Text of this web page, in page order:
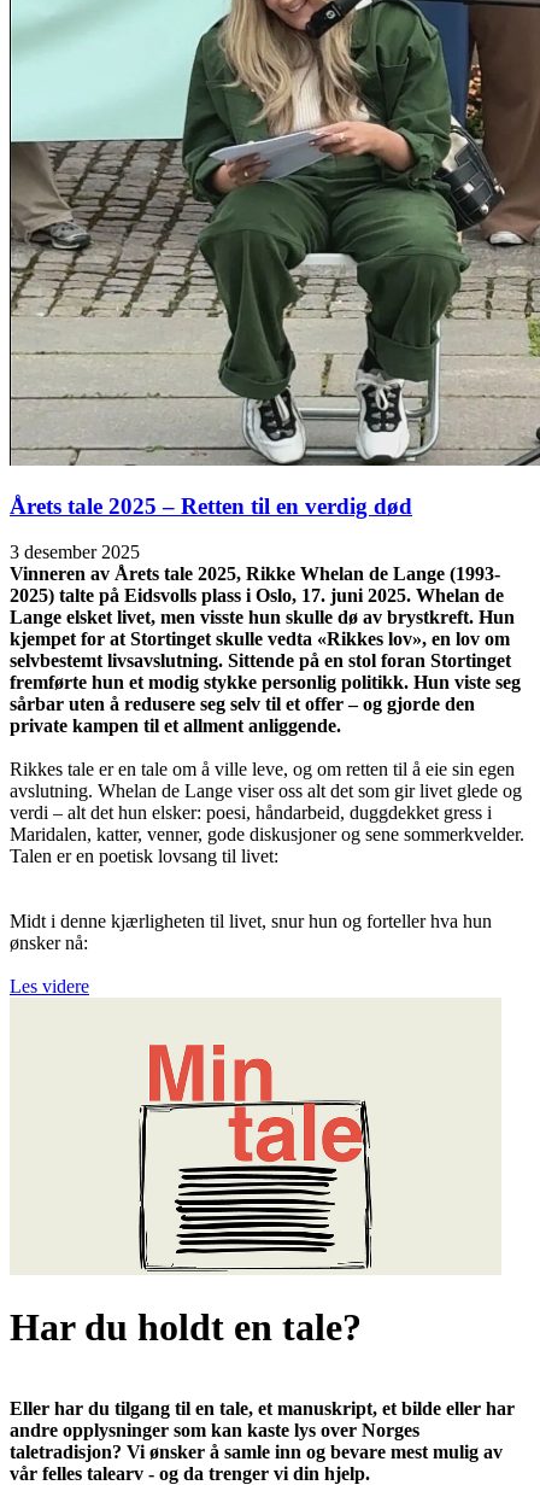
Årets tale 2025 – Retten til en verdig død
3 desember 2025
Vinneren av Årets tale 2025, Rikke Whelan de Lange (1993-
2025) talte på Eidsvolls plass i Oslo, 17. juni 2025. Whelan de
Lange elsket livet, men visste hun skulle dø av brystkreft. Hun
kjempet for at Stortinget skulle vedta «Rikkes lov», en lov om
selvbestemt livsavslutning. Sittende på en stol foran Stortinget
fremførte hun et modig stykke personlig politikk. Hun viste seg
sårbar uten å redusere seg selv til et offer – og gjorde den
private kampen til et allment anliggende.
Rikkes tale er en tale om å ville leve, og om retten til å eie sin egen
avslutning. Whelan de Lange viser oss alt det som gir livet glede og
verdi – alt det hun elsker: poesi, håndarbeid, duggdekket gress i
Maridalen, katter, venner, gode diskusjoner og sene sommerkvelder.
Talen er en poetisk lovsang til livet:
Midt i denne kjærligheten til livet, snur hun og forteller hva hun
ønsker nå:
Les videre
Har du holdt en tale?
Eller har du tilgang til en tale, et manuskript, et bilde eller har
andre opplysninger som kan kaste lys over Norges
taletradisjon? Vi ønsker å samle inn og bevare mest mulig av
vår felles talearv - og da trenger vi din hjelp.